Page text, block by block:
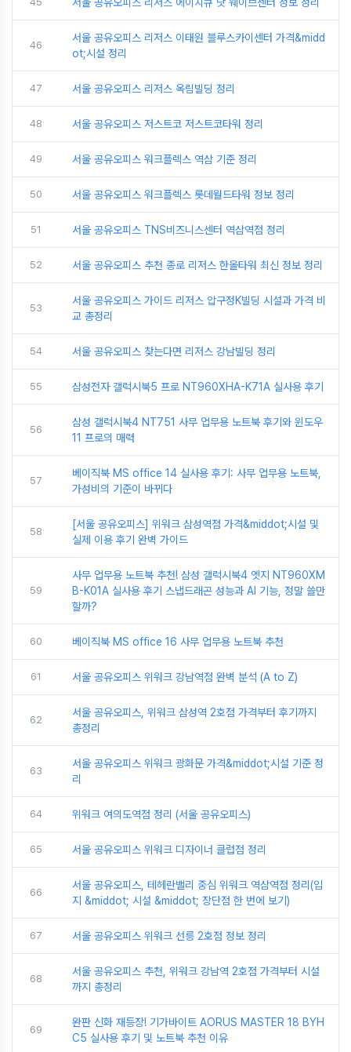
46
서울 공유오피스 리저스 이태원 블루스카이센터 가격&midd
ot;시설 정리
47 서울 공유오피스 리저스 옥림빌딩 정리
48 서울 공유오피스 저스트코 저스트코타워 정리
49 서울 공유오피스 워크플렉스 역삼 기준 정리
50 서울 공유오피스 워크플렉스 롯데월드타워 정보 정리
51 서울 공유오피스 TNS비즈니스센터 역삼역점 정리
52 서울 공유오피스 추천 종로 리저스 한올타워 최신 정보 정리
53
서울 공유오피스 가이드 리저스 압구정K빌딩 시설과 가격 비
교 총정리
54 서울 공유오피스 찾는다면 리저스 강남빌딩 정리
55 삼성전자 갤럭시북5 프로 NT960XHA-K71A 실사용 후기
56
삼성 갤럭시북4 NT751 사무 업무용 노트북 후기와 윈도우
11 프로의 매력
57
베이직북 MS office 14 실사용 후기: 사무 업무용 노트북,
가성비의 기준이 바뀌다
58
[서울 공유오피스] 위워크 삼성역점 가격&middot;시설 및
실제 이용 후기 완벽 가이드
59
사무 업무용 노트북 추천! 삼성 갤럭시북4 엣지 NT960XM
B-K01A 실사용 후기 스냅드래곤 성능과 AI 기능, 정말 쓸만
할까?
60 베이직북 MS office 16 사무 업무용 노트북 추천
61 서울 공유오피스 위워크 강남역점 완벽 분석 (A to Z)
62
서울 공유오피스, 위워크 삼성역 2호점 가격부터 후기까지
총정리
63
서울 공유오피스 위워크 광화문 가격&middot;시설 기준 정
리
64 위워크 여의도역점 정리 (서울 공유오피스)
65 서울 공유오피스 위워크 디자이너 클럽점 정리
66
서울 공유오피스, 테헤란밸리 중심 위워크 역삼역점 정리(입
지 &middot; 시설 &middot; 장단점 한 번에 보기)
67 서울 공유오피스 위워크 선릉 2호점 정보 정리
68
서울 공유오피스 추천, 위워크 강남역 2호점 가격부터 시설
까지 총정리
69
완판 신화 재등장! 기가바이트 AORUS MASTER 18 BYH
C5 실사용 후기 및 노트북 추천 이유